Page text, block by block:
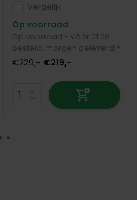
Vergelijk
Op voorraad
Op voorraad - Vóór 21:00
besteld, morgen geleverd!*
€229,- €219,-